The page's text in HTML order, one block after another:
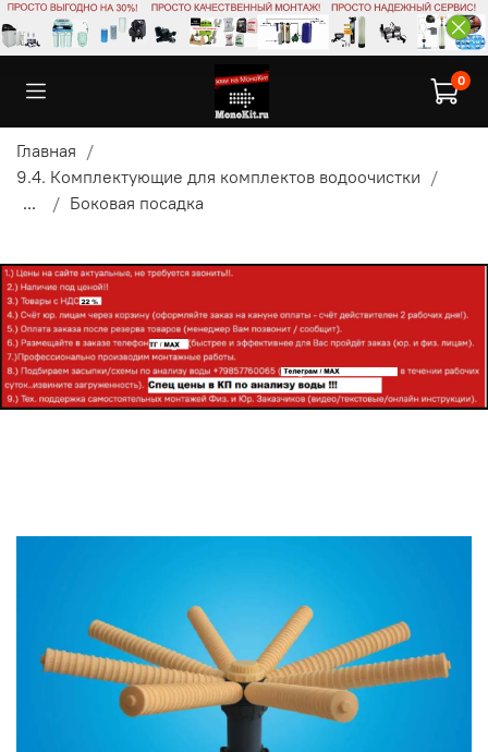
0
Главная
9.4. Комплектующие для комплектов водоочистки
...
Боковая посадка